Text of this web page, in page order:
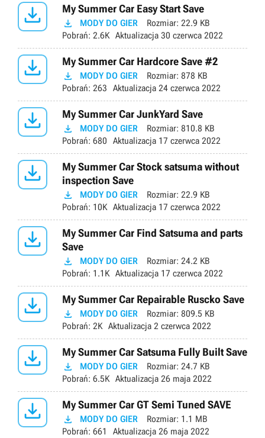
 My Summer Car Easy Start Save
 MODY DO GIER Rozmiar: 22.9 KB
Pobrań: 2.6K Aktualizacja 30 czerwca 2022
 My Summer Car Hardcore Save #2
 MODY DO GIER Rozmiar: 878 KB
Pobrań: 263 Aktualizacja 24 czerwca 2022
 My Summer Car JunkYard Save
 MODY DO GIER Rozmiar: 810.8 KB
Pobrań: 680 Aktualizacja 17 czerwca 2022

My Summer Car Stock satsuma without
inspection Save
 MODY DO GIER Rozmiar: 22.9 KB
Pobrań: 10K Aktualizacja 17 czerwca 2022

My Summer Car Find Satsuma and parts
Save
 MODY DO GIER Rozmiar: 24.2 KB
Pobrań: 1.1K Aktualizacja 17 czerwca 2022
 My Summer Car Repairable Ruscko Save
 MODY DO GIER Rozmiar: 809.5 KB
Pobrań: 2K Aktualizacja 2 czerwca 2022
 My Summer Car Satsuma Fully Built Save
 MODY DO GIER Rozmiar: 24.7 KB
Pobrań: 6.5K Aktualizacja 26 maja 2022
 My Summer Car GT Semi Tuned SAVE
 MODY DO GIER Rozmiar: 1.1 MB
Pobrań: 661 Aktualizacja 26 maja 2022